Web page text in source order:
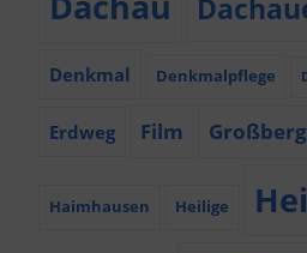
Denkmal Denkmalpflege
Erdweg Film
Haimhausen Heilige